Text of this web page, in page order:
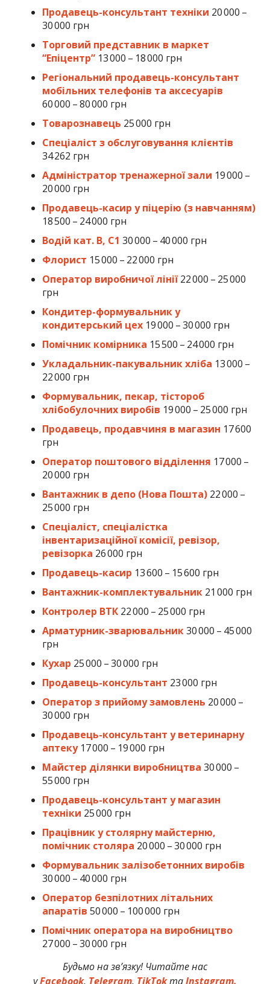
Продавець-консультант техніки 20 000 –
30 000 грн
Торговий представник в маркет
“Епіцентр”13 000 – 18 000 грн
Регіональний продавець-консультант
мобільних телефонів та аксесуарів
60 000 – 80 000 грн
Товарознавець 25 000 грн
Спеціаліст з обслуговування клієнтів
34 262 грн
Адміністратор тренажерної зали 19 000 –
20 000 грн
Продавець-касир у піцерію (з навчанням)
18 500 – 24 000 грн
Водій кат. В, С1 30 000 – 40 000 грн
Флорист 15 000 – 22 000 грн
Оператор виробничої лінії22 000 – 25 000
грн
Кондитер-формувальник у
кондитерський цех19 000 – 30 000 грн
Помічник комірника 15 500 – 24 000 грн
Укладальник-пакувальник хліба 13 000 –
22 000 грн
Формувальник, пекар, тістороб
хлібобулочних виробів 19 000 – 25 000 грн
Продавець, продавчиня в магазин 17 600
грн
Оператор поштового відділення 17 000 –
20 000 грн
Вантажник в депо (Нова Пошта)22 000 –
25 000 грн
Спеціаліст, спеціалістка
інвентаризаційної комісії, ревізор,
ревізорка 26 000 грн
Продавець-касир 13 600 – 15 600 грн
Вантажник-комплектувальник21 000 грн
Контролер ВТК22 000 – 25 000 грн
Арматурник-зварювальник30 000 – 45 000
грн
Кухар 25 000 – 30 000 грн
Продавець-консультант 23 000 грн
Оператор з прийому замовлень 20 000 –
30 000 грн
Продавець-консультант у ветеринарну
аптеку17 000 – 19 000 грн
Майстер ділянки виробництва 30 000 –
55 000 грн
Продавець-консультант у магазин
техніки 25 000 грн
Працівник у столярну майстерню,
помічник столяра 20 000 – 30 000 грн
Формувальник залізобетонних виробів
30 000 – 40 000 грн
Оператор безпілотних літальних
апаратів 50 000 – 100 000 грн
Помічник оператора на виробництво
27 000 – 30 000 грн
Будьмо на зв’язку! Читайте нас
уFacebook, Telegram, TikTokтаInstagram.